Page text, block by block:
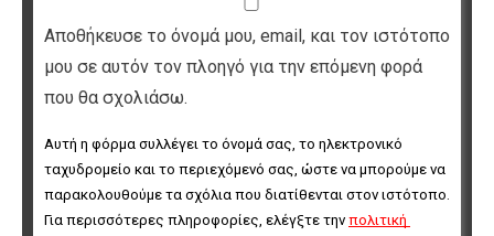
Αποθήκευσε το όνομά μου, email, και τον ιστότοπο
μου σε αυτόν τον πλοηγό για την επόμενη φορά
που θα σχολιάσω.
Αυτή η φόρμα συλλέγει το όνομά σας, το ηλεκτρονικό
ταχυδρομείο και το περιεχόμενό σας, ώστε να μπορούμε να
παρακολουθούμε τα σχόλια που διατίθενται στον ιστότοπο.
Για περισσότερες πληροφορίες, ελέγξτε την πολιτική